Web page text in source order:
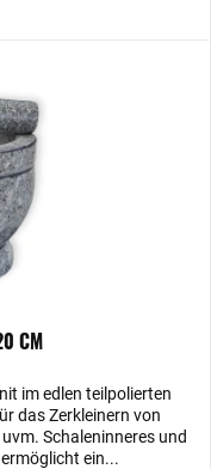
CM
im edlen teilpolierten
das Zerkleinern von
Schaleninneres und
ein...